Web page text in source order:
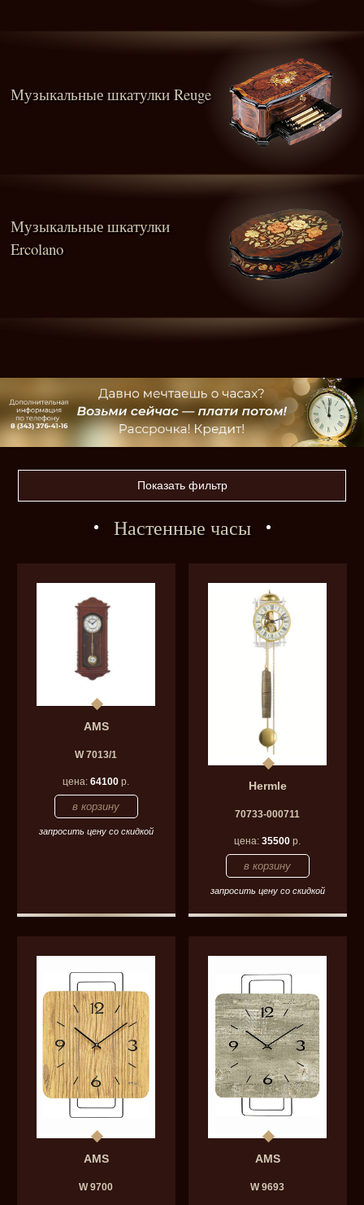
Музыкальные шкатулки Reuge
Музыкальные шкатулки
Ercolano
Показать фильтр
Настенные часы
AMS
W 7013/1
цена:64100 р.
запросить цену со скидкой
Hermle
70733-000711
цена:35500 р.
запросить цену со скидкой
AMS
W 9700
AMS
W 9693